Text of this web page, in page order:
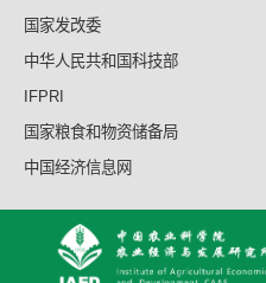
国家发改委
中华人民共和国科技部
IFPRI
国家粮食和物资储备局
中国经济信息网